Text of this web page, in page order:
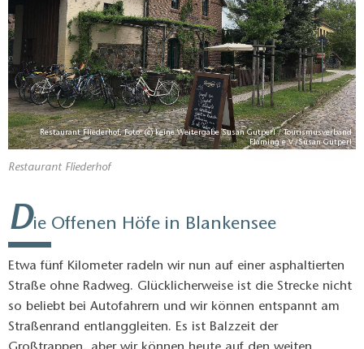
Restaurant Fliederhof, Foto: (c) keine Weitergabe Susan Gutperl / Tourismusverband
Fläming e.V./Susan Gutperl
Restaurant Fliederhof
Die Offenen Höfe in Blankensee
Etwa fünf Kilometer radeln wir nun auf einer asphaltierten
Straße ohne Radweg. Glücklicherweise ist die Strecke nicht
so beliebt bei Autofahrern und wir können entspannt am
Straßenrand entlanggleiten. Es ist Balzzeit der